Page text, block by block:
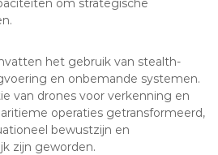
om strategische
het gebruik van stealth-
en onbemande systemen.
van drones voor verkenning en
operaties getransformeerd,
bewustzijn en
zijn geworden.